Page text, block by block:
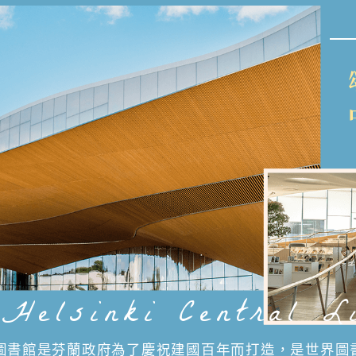
Central
書館是芬蘭政府為了慶祝建國百年而打造，是世界圖